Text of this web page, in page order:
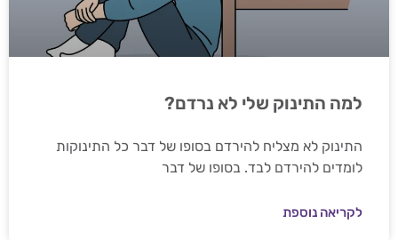
למה התינוק שלי לא נרדם?
התינוק לא מצליח להירדם בסופו של דבר כל התינוקות
לומדים להירדם לבד. בסופו של דבר
לקריאה נוספת